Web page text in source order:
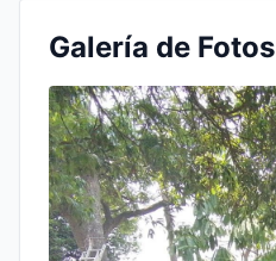
Galería de Fotos